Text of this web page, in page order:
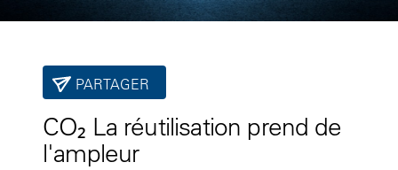
PARTAGER
CO₂ La réutilisation prend de
l'ampleur